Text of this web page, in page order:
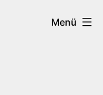
Menü